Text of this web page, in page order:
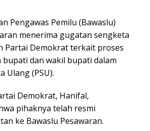
Pengawas Pemilu (Bawaslu)
menerima gugatan sengketa
Partai Demokrat terkait proses
dan wakil bupati dalam
Ulang (PSU).
Demokrat, Hanifal,
pihaknya telah resmi
ke Bawaslu Pesawaran.